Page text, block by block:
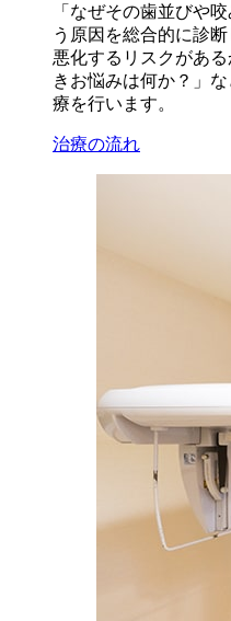
「なぜその歯並びや
う原因を総合的に診
悪化するリスクがあ
きお悩みは何か？」
療を行います。
治療の流れ